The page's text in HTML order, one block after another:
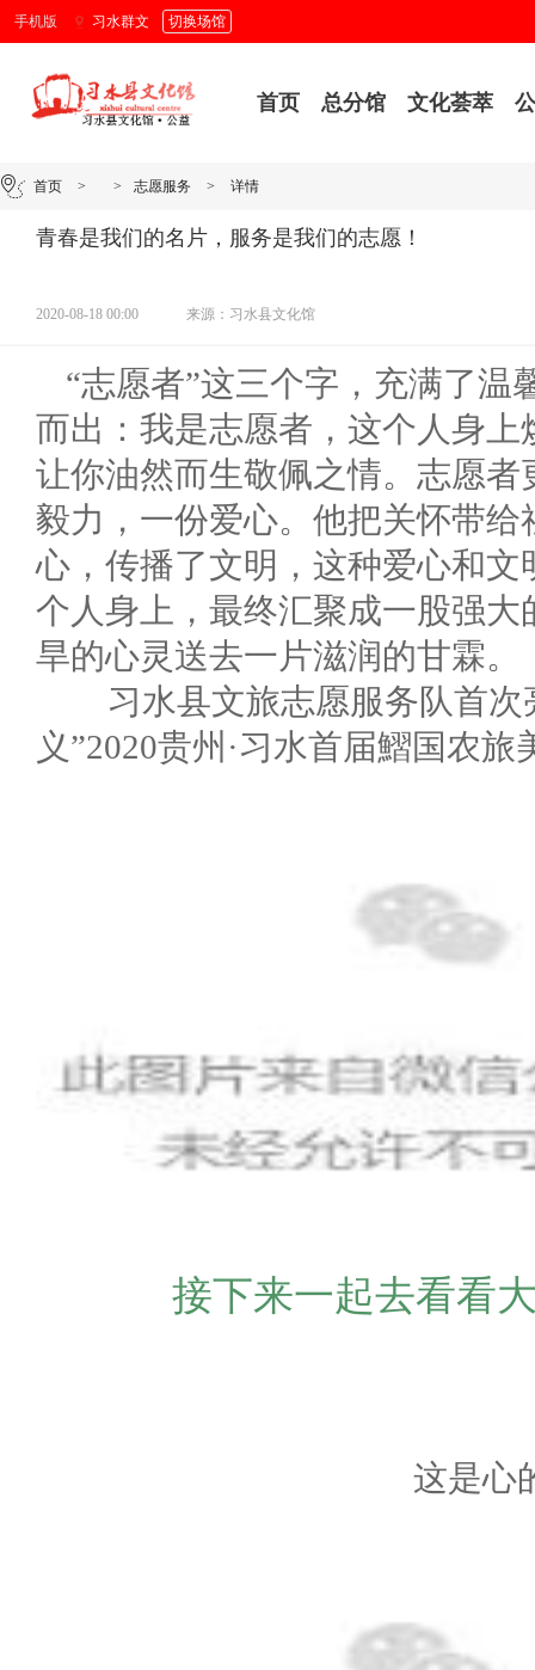
手机版 习水群文 切换场馆
首页 总分馆 文化荟萃
首页 > > 志愿服务 > 详情
青春是我们的名片，服务是我们的志愿！
2020-08-18 00:00 来源：习水县文化馆
“志愿者”这三个字，充满了温
而出：我是志愿者，这个人身
让你油然而生敬佩之情。志愿
毅力，一份爱心。他把关怀带
心，传播了文明，这种爱心和
个人身上，最终汇聚成一股强
旱的心灵送去一片滋润的甘霖。
习水县文旅志愿服务队首次
义”2020贵州·习水首届鰼国农旅
接下来一起去看看
这是心